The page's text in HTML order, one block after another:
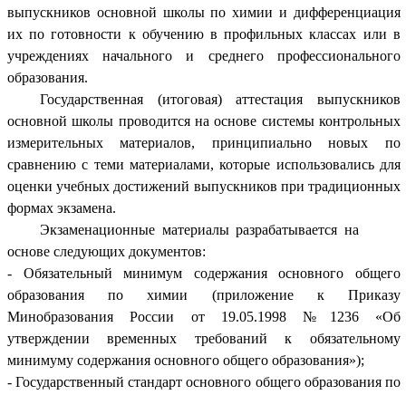
выпускников основной школы по химии и дифференциация
их по готовности к обучениюв профильных классах или в
учреждениях начального и среднего профессионального
образования.
Государственная (итоговая) аттестация выпускников
основной школы проводится на основе системы контрольных
измерительных материалов, принципиально новых по
сравнению с теми материалами, которые использовались для
оценки учебных достижений выпускников при традиционных
формах экзамена.
Экзаменационные материалы разрабатывается на
основе следующих документов:
- Обязательный минимум содержания основного общего
образования по химии (приложение к Приказу
Минобразования России от 19.05.1998 №1236 «Об
утверждении временных требований к обязательному
минимуму содержания основного общего образования»);
- Государственный стандарт основного общего образования по